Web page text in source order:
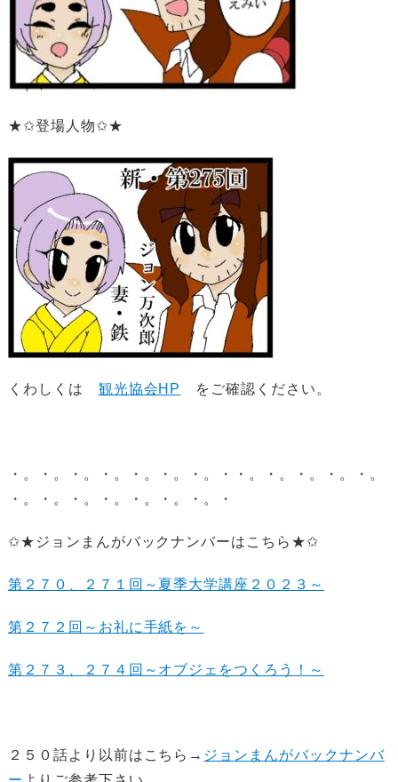
★✩登場人物✩★
くわしくは 観光協会HP をご確認ください。
・。・。・。・。・。・。・。・・。・。・。・。・。
・。・。・。・。・。・。・。・
✩★ジョンまんがバックナンバーはこちら★✩
第２７０、２７１回～夏季大学講座２０２３～
第２７２回～お礼に手紙を～
第２７３、２７４回～オブジェをつくろう！～
２５０話より以前はこちら→ ジョンまんがバックナンバ